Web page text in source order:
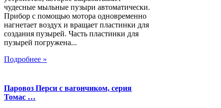
чудесные мыльные пузыри автоматически.
Прибор с помощью мотора одновременно
нагнетает воздух и вращает пластинки для
создания пузырей. Часть пластинки для
пузырей погружена...
Подробнее »
Паровоз Перси с вагончиком, серия
Томас …